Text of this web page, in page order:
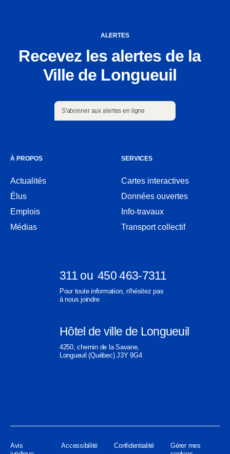
ALERTES
Recevez les alertes de la
Ville de Longueuil
S'abonner aux alertes en ligne
À PROPOS
Actualités
Élus
Emplois
Médias
SERVICES
Cartes interactives
Ouvre
dans
une
nouvelle
Données ouvertes
Ouvre
dans
une
Info-travaux
Transport collectif
311Ouvre
dans
une
fenêtre
ou 450 463-7311
Ouvre
dans
fenêtre
Pour toute information, n'hésitez pas
à nous joindre
Hôtel de ville de Longueuil
Ouvre
dans
4250, chemin de la Savane,
Longueuil (Québec) J3Y 9G4
Avis
Accessibilité Confidentialité
Gérer mes